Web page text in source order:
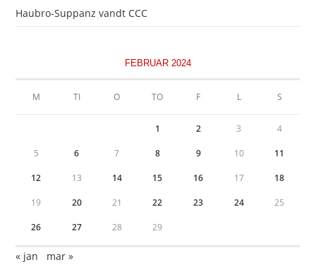
Haubro-Suppanz vandt CCC
FEBRUAR 2024
M TI O TO F L S
1 2 3 4
5 6 7 8 9 10 11
12 13 14 15 16 17 18
19 20 21 22 23 24 25
26 27 28 29
« jan mar »